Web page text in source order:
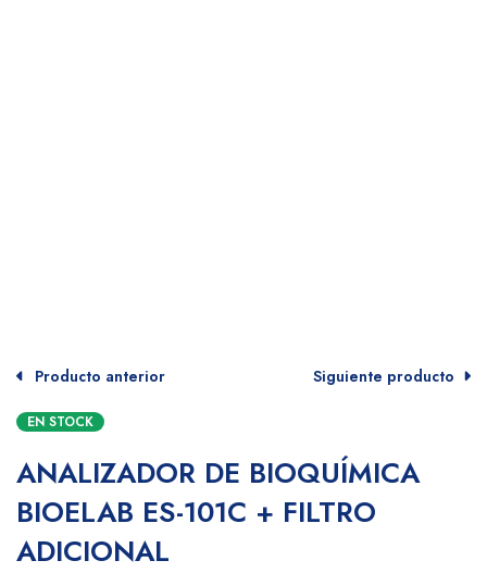
Producto anterior Siguiente producto
EN STOCK
ANALIZADOR DE BIOQUÍMICA
BIOELAB ES-101C + FILTRO
ADICIONAL